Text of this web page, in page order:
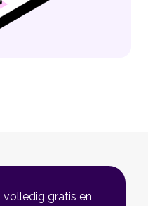
volledig gratis en